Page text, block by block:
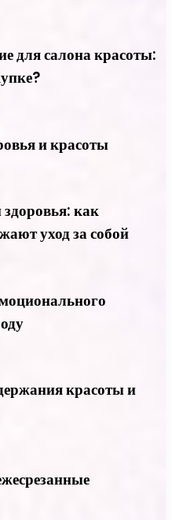
для салона красоты:
и красоты
как
уход за собой
красоты и